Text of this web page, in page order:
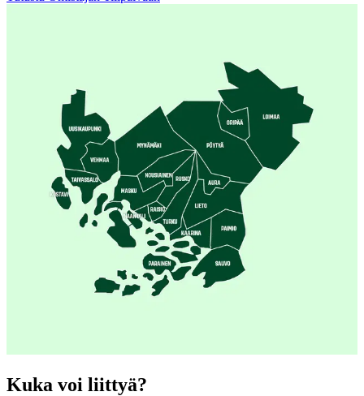
Kuka voi liittyä?